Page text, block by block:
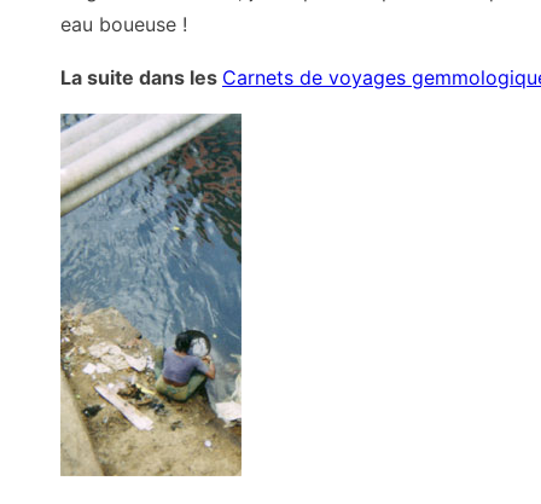
eau boueuse !
La suite dans les Carnets de voyages